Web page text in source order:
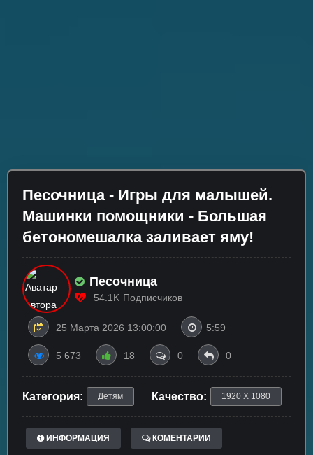
Песочница - Игры для малышей.
Машинки помощники - Большая
бетономешалка заливает яму!
Песочница
54.1K Подписчиков
25 Марта 2026 13:00:00 5:59
5 673 18 0 0
Категория: Детям Качество: 1920 X 1080
ИНФОРМАЦИЯ КОМЕНТАРИИ